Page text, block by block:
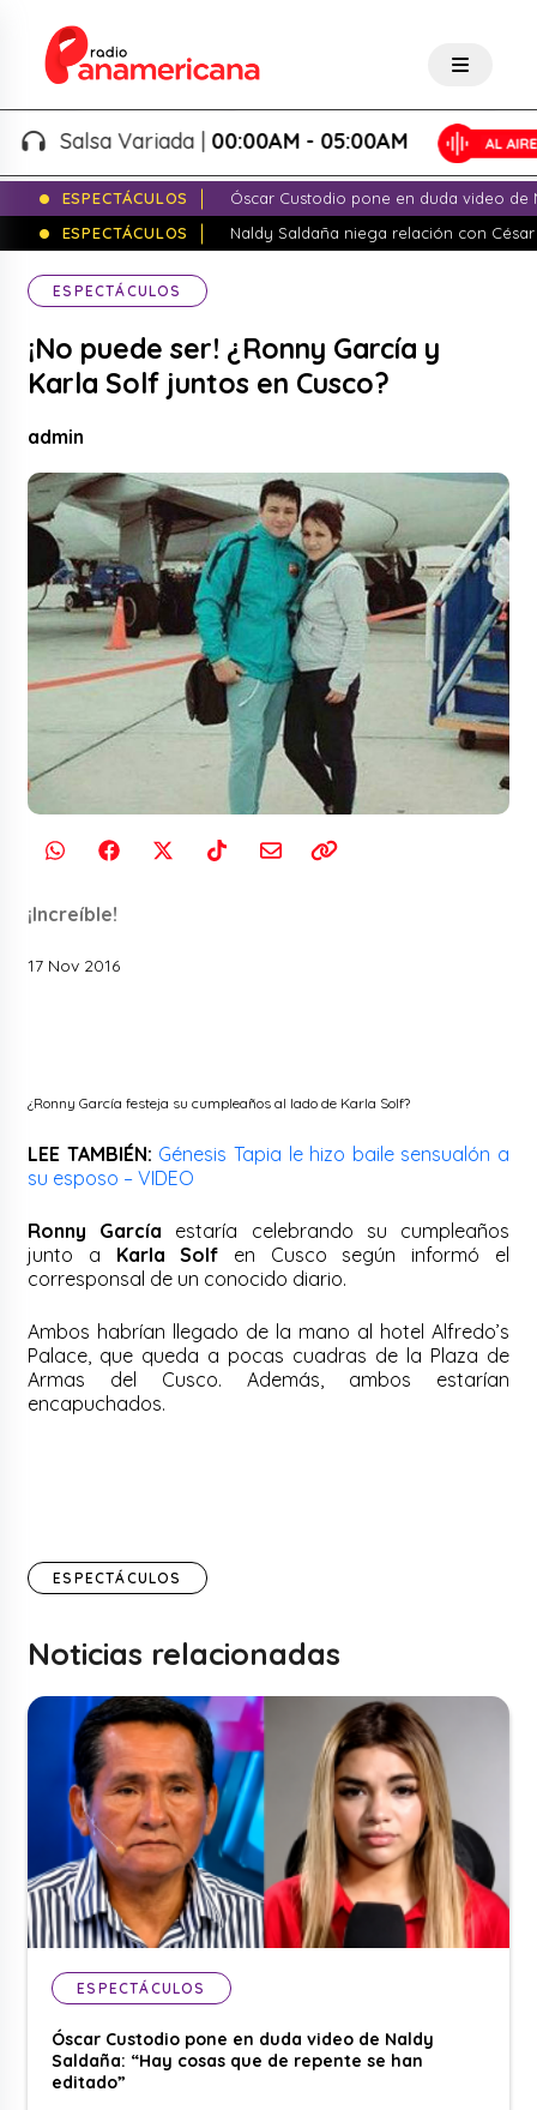
Salsa Variada |00:00AM - 05:00AM
ESPECTÁCULOS
Óscar Custodio pone en duda video de
ESPECTÁCULOS
Naldy Saldaña niega relación con
ESPECTÁCULOS
¡No puede ser! ¿Ronny García y
Karla Solf juntos en Cusco?
admin
¡Increíble!
17 Nov 2016
¿Ronny García festeja su cumpleaños al lado de Karla Solf?
LEE TAMBIÉN: Génesis Tapia le hizo baile sensualón a
su esposo – VIDEO
Ronny García estaría celebrando su cumpleaños
junto a Karla Solf en Cusco según informó el
corresponsal de un conocido diario.
Ambos habrían llegado de la mano al hotel Alfredo’s
Palace, que queda a pocas cuadras de la Plaza de
Armas del Cusco. Además, ambos estarían
encapuchados.
ESPECTÁCULOS
Noticias relacionadas
ESPECTÁCULOS
Óscar Custodio pone en duda video de Naldy
Saldaña: “Hay cosas que de repente se han
editado”